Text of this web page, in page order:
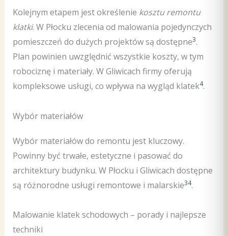
Kolejnym etapem jest określenie kosztu remontu
klatki. W Płocku zlecenia od malowania pojedynczych
pomieszczeń do dużych projektów są dostępne3.
Plan powinien uwzględnić wszystkie koszty, w tym
robociznę i materiały. W Gliwicach firmy oferują
kompleksowe usługi, co wpływa na wygląd klatek4.
Wybór materiałów
Wybór materiałów do remontu jest kluczowy.
Powinny być trwałe, estetyczne i pasować do
architektury budynku. W Płocku i Gliwicach dostępne
są różnorodne usługi remontowe i malarskie34.
Malowanie klatek schodowych – porady i najlepsze
techniki